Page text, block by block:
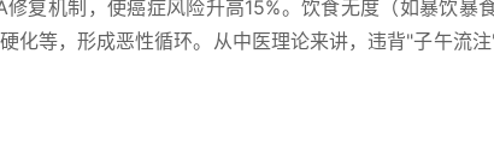
复机制，使癌症风险升高15%。饮食无度（如暴饮暴
等，形成恶性循环。从中医理论来讲，违背"子午流注"